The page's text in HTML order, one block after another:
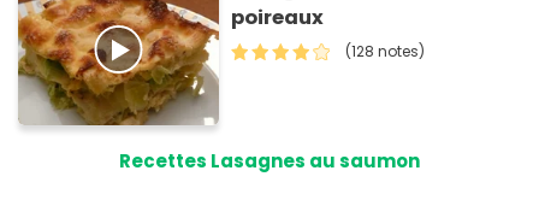
poireaux
(128 notes)
Recettes Lasagnes au saumon